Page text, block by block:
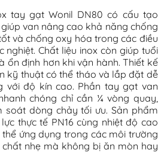
tay gạt Wonil DN80 có cấu tạo
van nâng cao khả năng chống
và chống oxy hóa trong các điều
nghiệt. Chất liệu inox còn giúp tuổi
ổn định hơn khi vận hành. Thiết kế
kỹ thuật có thể tháo và lắp đặt dễ
với độ kín cao. Phần tay gạt van
chóng chỉ cần ¼ vòng quay,
soát dòng chảy tối ưu. Sản phẩm
thực tế PN16 cùng nhiệt độ cao
thể ứng dụng trong các môi trường
nhẹ mà không bị ăn mòn hay